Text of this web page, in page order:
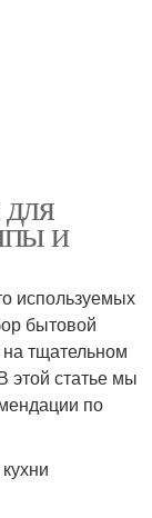
и
используемых
бытовой
тщательном
этой статье мы
по